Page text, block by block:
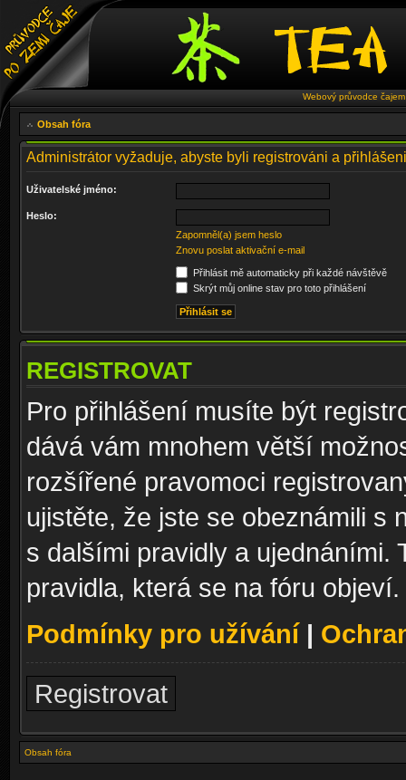
Webový průvodce
Obsah fóra
Administrátor vyžaduje, abyste byli registrováni a
Uživatelské jméno:
Heslo:
Zapomněl(a) jsem heslo
Znovu poslat aktivační e-mail
Přihlásit mě automaticky při každé návštěvě
Skrýt můj online stav pro toto přihlášení
REGISTROVAT
Pro přihlášení musíte být
dává vám mnohem větší
rozšířené pravomoci
ujistěte, že jste se obeznámili s
s dalšími pravidly a ujednáními.
pravidla, která se na fóru objeví.
Podmínky pro užívání|
Registrovat
Obsah fóra